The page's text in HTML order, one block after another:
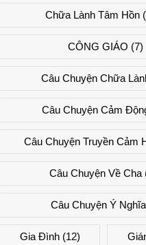
Chữa Lành Tâm Hồn
CÔNG GIÁO (7)
Câu Chuyện Chữa
Câu Chuyện Cảm
Câu Chuyện Truyền Cảm
Câu Chuyện Về Cha
Câu Chuyện Ý Nghĩa
Gia Đình(12)